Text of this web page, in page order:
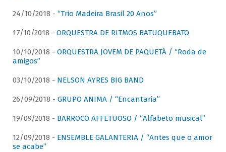
24/10/2018 - “Trio Madeira Brasil 20 Anos”
17/10/2018 - ORQUESTRA DE RITMOS BATUQUEBATO
10/10/2018 - ORQUESTRA JOVEM DE PAQUETÁ / “Roda de
amigos”
03/10/2018 - NELSON AYRES BIG BAND
26/09/2018 - GRUPO ANIMA / “Encantaria”
19/09/2018 - BARROCO AFFETUOSO / “Alfabeto musical”
12/09/2018 - ENSEMBLE GALANTERIA / “Antes que o amor
se acabe”